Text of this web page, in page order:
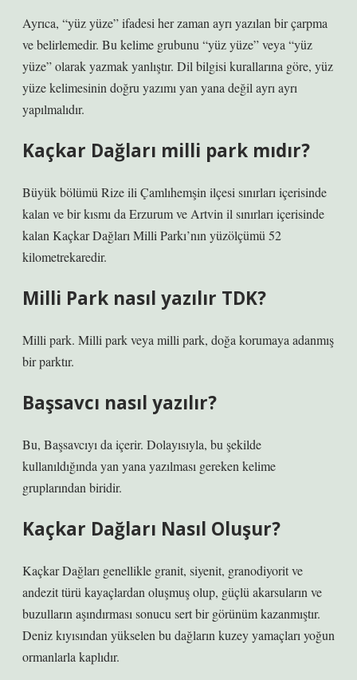
Ayrıca, “yüz yüze” ifadesi her zaman ayrı yazılan bir çarpma
ve belirlemedir. Bu kelime grubunu “yüz yüze” veya “yüz
yüze” olarak yazmak yanlıştır. Dil bilgisi kurallarına göre, yüz
yüze kelimesinin doğru yazımı yan yana değil ayrı ayrı
yapılmalıdır.
Kaçkar Dağları milli park mıdır?
Büyük bölümü Rize ili Çamlıhemşin ilçesi sınırları içerisinde
kalan ve bir kısmı da Erzurum ve Artvin il sınırları içerisinde
kalan Kaçkar Dağları Milli Parkı’nın yüzölçümü 52
kilometrekaredir.
Milli Park nasıl yazılır TDK?
Milli park. Milli park veya milli park, doğa korumaya adanmış
bir parktır.
Başsavcı nasıl yazılır?
Bu, Başsavcıyı da içerir. Dolayısıyla, bu şekilde
kullanıldığında yan yana yazılması gereken kelime
gruplarından biridir.
Kaçkar Dağları Nasıl Oluşur?
Kaçkar Dağları genellikle granit, siyenit, granodiyorit ve
andezit türü kayaçlardan oluşmuş olup, güçlü akarsuların ve
buzulların aşındırması sonucu sert bir görünüm kazanmıştır.
Deniz kıyısından yükselen bu dağların kuzey yamaçları yoğun
ormanlarla kaplıdır.